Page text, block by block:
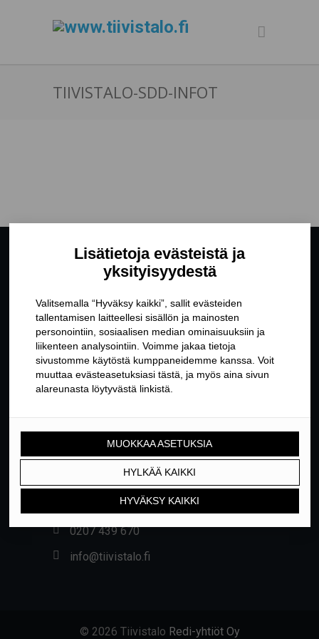
TIIVISTALO-SDD-INFOT
YHTEYSTIEDOT
Yrittäjäntie 24, 01800 KLAUKKALA
0207 439 670
info@tiivistalo.fi
© 2026 Tiivistalo Redi-yhtiöt Oy